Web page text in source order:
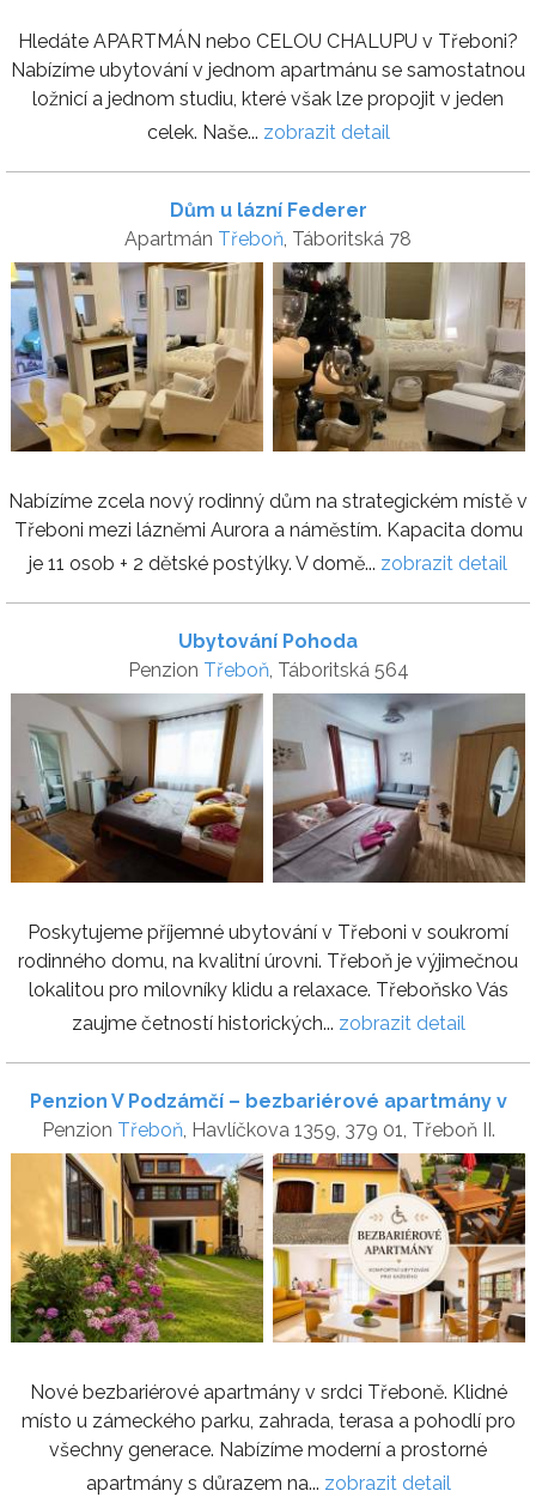
Hledáte APARTMÁN nebo CELOU CHALUPU v Třeboni?
Nabízíme ubytování v jednom apartmánu se samostatnou
ložnicí a jednom studiu, které však lze propojit v jeden
celek. Naše... zobrazit detail
Dům u lázní Federer
Apartmán Třeboň , Táboritská 78
Nabízíme zcela nový rodinný dům na strategickém místě v
Třeboni mezi lázněmi Aurora a náměstím. Kapacita domu
je 11 osob + 2 dětské postýlky. V domě... zobrazit detail
Ubytování Pohoda
Penzion Třeboň, Táboritská 564
Poskytujeme příjemné ubytování v Třeboni v soukromí
rodinného domu, na kvalitní úrovni. Třeboň je výjimečnou
lokalitou pro milovníky klidu a relaxace. Třeboňsko Vás
zaujme četností historických... zobrazit detail
Penzion V Podzámčí – bezbariérové apartmány v
centru Třeboně
Penzion Třeboň, Havlíčkova 1359, 379 01, Třeboň II.
Nové bezbariérové apartmány v srdci Třeboně. Klidné
místo u zámeckého parku, zahrada, terasa a pohodlí pro
všechny generace. Nabízíme moderní a prostorné
apartmány s důrazem na... zobrazit detail